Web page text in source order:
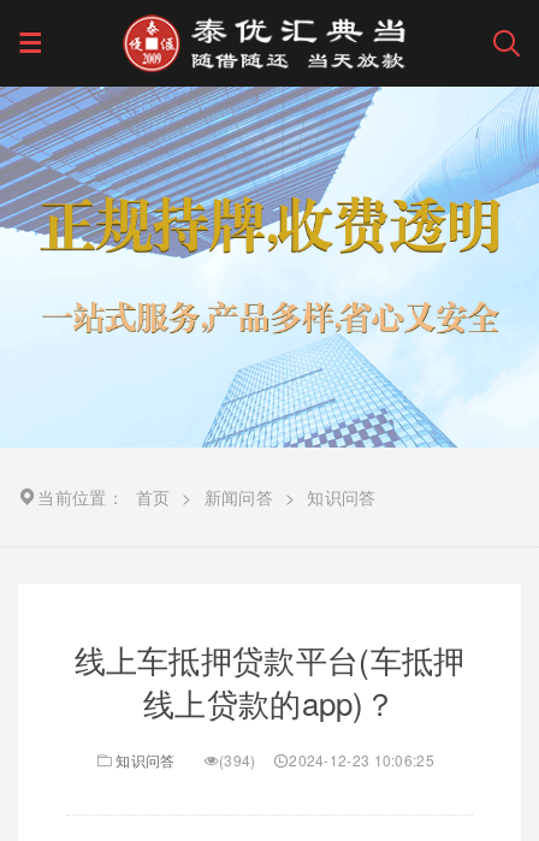
当前位置： 首页 > 新闻问答 > 知识问答
线上车抵押贷款平台(车抵押
线上贷款的app)？
知识问答 (394) 2024-12-23 10:06:25